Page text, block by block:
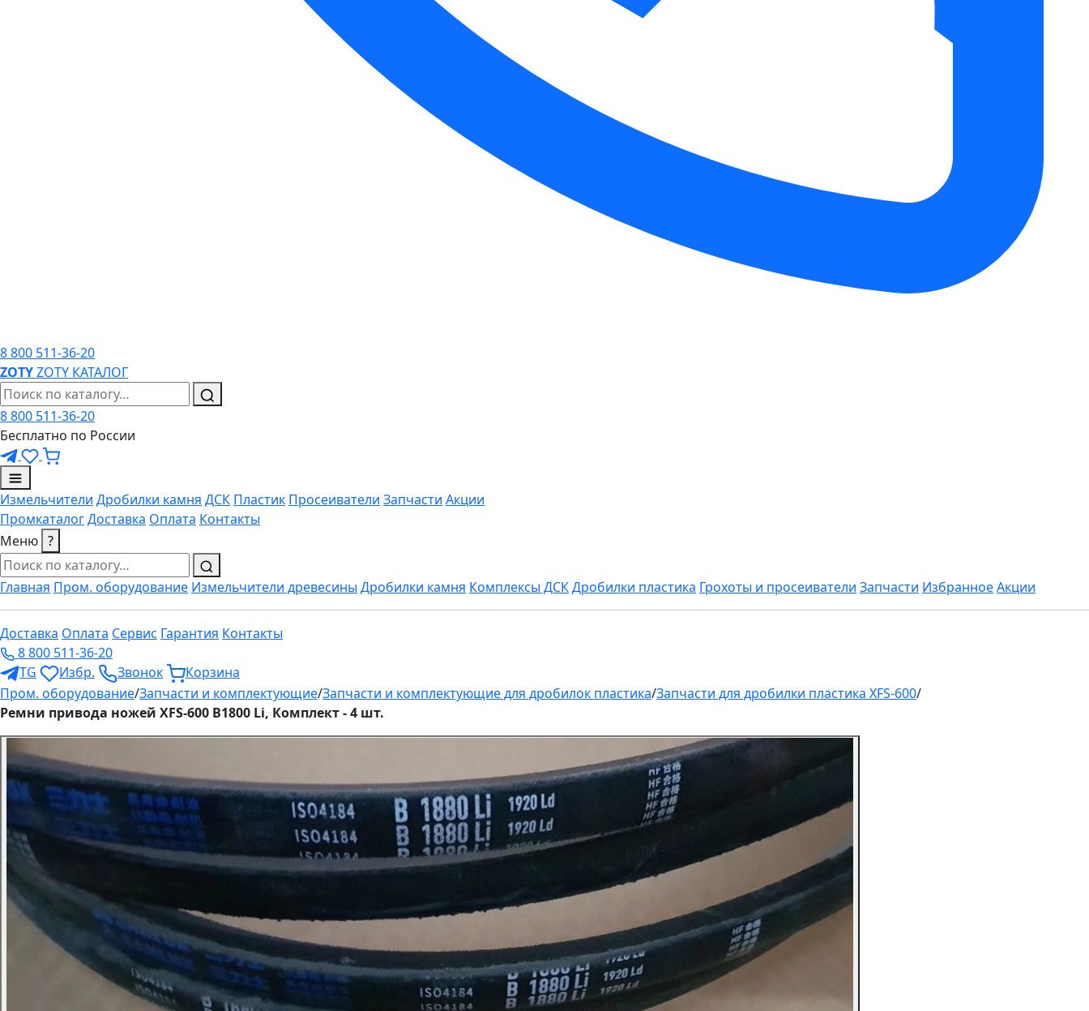
8 800 511-36-20
ZOTYZOTY КАТАЛОГ
8 800 511-36-20
Бесплатно по России
Измельчители Дробилки камня ДСК Пластик Просеиватели Запчасти Акции
ПромкаталогДоставка Оплата Контакты
Меню ?
Главная Пром. оборудование Измельчители древесины Дробилки камня Комплексы ДСКДробилки пластика Грохоты и просеиватели Запчасти ИзбранноеАкции
Доставка Оплата Сервис Гарантия Контакты
8 800 511-36-20
TG
Избр. Звонок
Корзина
Пром. оборудование/Запчасти и комплектующие/Запчасти и комплектующие для дробилок пластика/Запчасти для дробилки пластика XFS-600/
Ремни привода ножей XFS-600 B1800 Li, Комплект - 4 шт.